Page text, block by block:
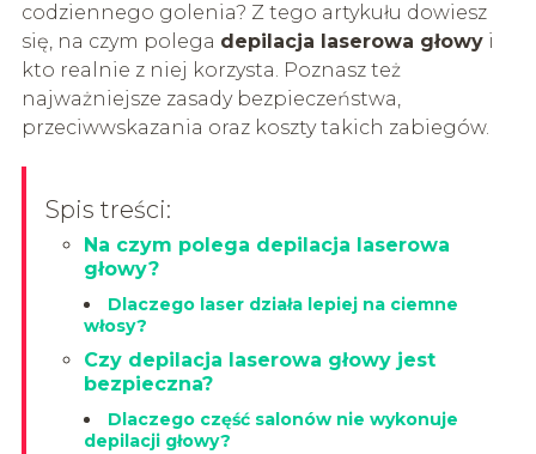
codziennego golenia? Z tego artykułu dowiesz
się, na czym polega depilacja laserowa głowyi
kto realnie z niej korzysta. Poznasz też
najważniejsze zasady bezpieczeństwa,
przeciwwskazania oraz koszty takich zabiegów.
Spis treści:
Na czym polega depilacja laserowa
głowy?
Dlaczego laser działa lepiej na ciemne
włosy?
Czy depilacja laserowa głowy jest
bezpieczna?
Dlaczego część salonów nie wykonuje
depilacji głowy?